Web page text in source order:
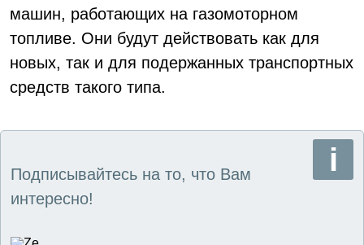
машин, работающих на газомоторном
топливе. Они будут действовать как для
новых, так и для подержанных транспортных
средств такого типа.
Подписывайтесь на то, что Вам
интересно!